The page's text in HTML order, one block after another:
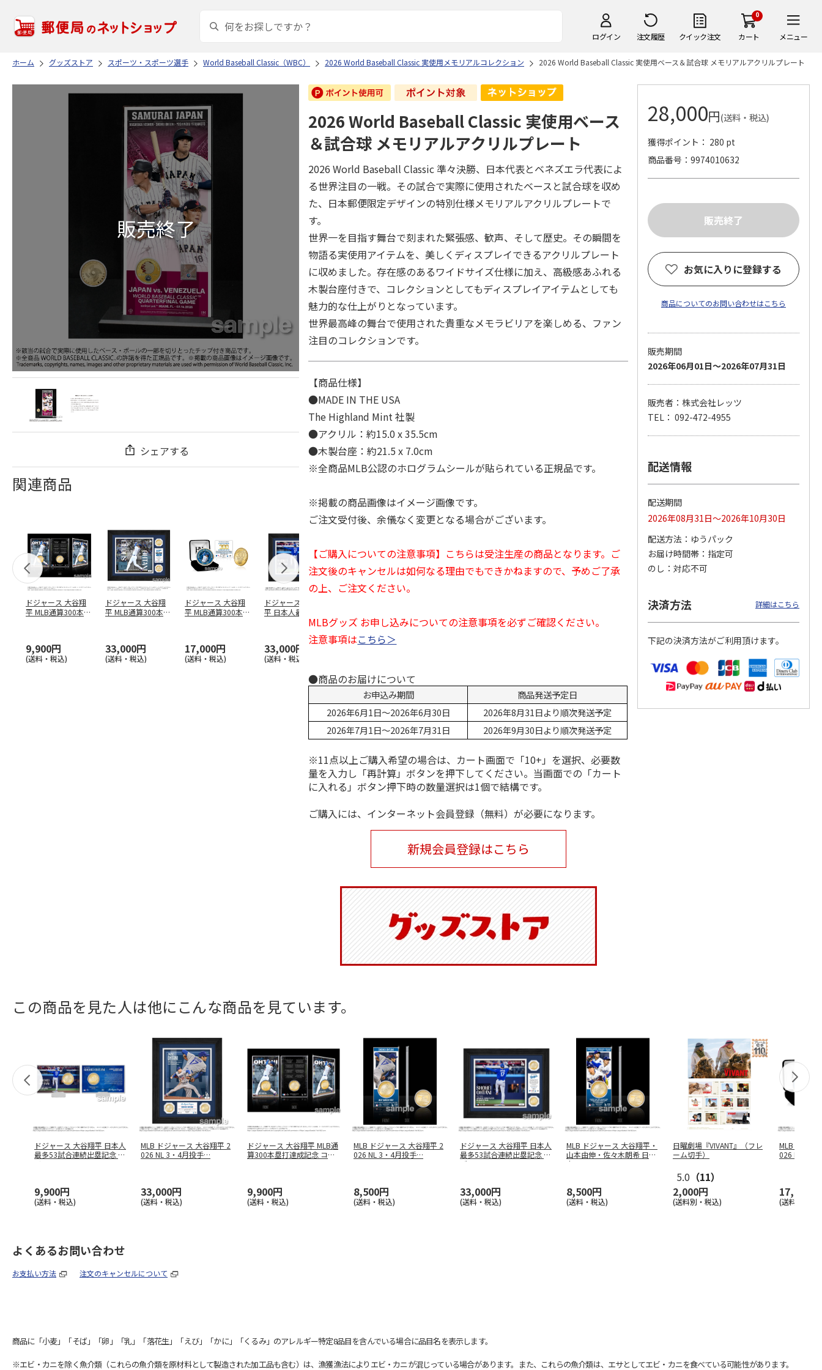
ログイン 注文履歴 クイック注文
0
カート メニュー
ホーム グッズストア スポーツ・スポーツ選手 World Baseball Classic（WBC） 2026 World Baseball Classic 実使用メモリアルコレクション 2026 World Baseball Classic 実使用ベース＆試合球 メモリアルアクリルプレート
シェアする
関連商品
ドジャース 大谷翔
平 MLB通算300本塁
9,900円
(送料・税込)
ドジャース 大谷翔
平 MLB通算300本塁
33,000円
(送料・税込)
ドジャース 大谷翔
平 MLB通算300本塁
17,000円
(送料・税込)
ドジャース 大谷翔
平 日本人最多53試
合連続出塁記念 ダ
33,000円
(送料・税込)
4月投手…
33,000円
合連続出塁記念 コ
佐々木朗希 日本人 …
4月投手
ドジャース 大谷翔
平 日本人最多53試
合連続出塁記念 シ
17,000円
(送料・税込)
MLB ドジャース 大
谷翔平 2026 NL 3・
4月投手…
8,500円
(送料・税込)
2026 World Baseball Classic 実使用ベース
＆試合球 メモリアルアクリルプレート
2026 World Baseball Classic 準々決勝、日本代表とベネズエラ代表によ
る世界注目の一戦。その試合で実際に使用されたベースと試合球を収め
た、日本郵便限定デザインの特別仕様メモリアルアクリルプレートで
す。
世界一を目指す舞台で刻まれた緊張感、歓声、そして歴史。その瞬間を
物語る実使用アイテムを、美しくディスプレイできるアクリルプレート
に収めました。存在感のあるワイドサイズ仕様に加え、高級感あふれる
木製台座付きで、コレクションとしてもディスプレイアイテムとしても
魅力的な仕上がりとなっています。
世界最高峰の舞台で使用された貴重なメモラビリアを楽しめる、ファン
注目のコレクションです。
【商品仕様】
●MADE IN THE USA
The Highland Mint 社製
●アクリル：約15.0 x 35.5cm
●木製台座：約21.5 x 7.0cm
※全商品MLB公認のホログラムシールが貼られている正規品です。
※掲載の商品画像はイメージ画像です。
ご注文受付後、余儀なく変更となる場合がございます。
【ご購入についての注意事項】こちらは受注生産の商品となります。ご
注文後のキャンセルは如何なる理由でもできかねますので、予めご了承
の上、ご注文ください。
MLBグッズ お申し込みについての注意事項を必ずご確認ください。
注意事項はこちら＞
●商品のお届けについて
お申込み期間
商品発送予定日
2026年6月1日～2026年6月30日
2026年8月31日より順次発送予定
2026年7月1日～2026年7月31日
2026年9月30日より順次発送予定
※11点以上ご購入希望の場合は、カート画面で「10+」を選択、必要数
量を入力し「再計算」ボタンを押下してください。当画面での「カート
に入れる」ボタン押下時の数量選択は1個で結構です。
ご購入には、インターネット会員登録（無料）が必要になります。
新規会員登録はこちら
28,000円(送料・税込)
獲得ポイント： 280 pt
商品番号
9974010632
お気に入りに登録する
商品についてのお問い合わせはこちら
販売期間
2026年06月01日～2026年07月31日
販売者：株式会社レッツ
TEL： 092-472-4955
配送情報
配送期間
2026年08月31日～2026年10月30日
配送方法
ゆうパック
お届け時間帯
指定可
のし
対応不可
決済方法 詳細はこちら
下記の決済方法がご利用頂けます。
この商品を見た人は他にこんな商品を見ています。
ドジャース 大谷翔平 日本人
最多53試合連続出塁記念 コ
イ
9,900円
(送料・税込)
MLB ドジャース 大谷翔平 2
026 NL 3・4月投手…
33,000円
(送料・税込)
ドジャース 大谷翔平 MLB通
算300本塁打達成記念 コイ
9,900円
(送料・税込)
MLB ドジャース 大谷翔平 2
026 NL 3・4月投手…
8,500円
(送料・税込)
ドジャース 大谷翔平 日本人
最多53試合連続出塁記念 ダ
ブ
33,000円
(送料・税込)
MLB ドジャース 大谷翔平・
山本由伸・佐々木朗希 日本
人
8,500円
(送料・税込)
日曜劇場『VIVANT』（フレ
ーム切手）
5.0 （11）
2,000円
(送料別・税込)
MLB ドジャ
026 NL 3・
17,000円
(送料・税込)
よくあるお問い合わせ
お支払い方法 注文のキャンセルについて
商品に「小麦」「そば」「卵」「乳」「落花生」「えび」「かに」「くるみ」のアレルギー特定8品目を含んでいる場合に品目名を表示します。
※エビ・カニを除く魚介類（これらの魚介類を原材料として製造された加工品も含む）は、漁獲漁法によりエビ・カニが混じっている場合があります。また、これらの魚介類は、エサとしてエビ・カニを食べている可能性があります。